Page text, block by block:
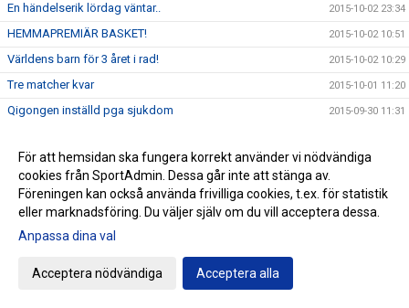
En händelserik lördag väntar.. 2015-10-02 23:34
HEMMAPREMIÄR BASKET! 2015-10-02 10:51
Världens barn för 3 året i rad! 2015-10-02 10:29
Tre matcher kvar 2015-10-01 11:20
Qigongen inställd pga sjukdom 2015-09-30 11:31
Värpinge IF - 10 år på söndag! 2015-09-18 19:44
Ny match väntar P06 på lördagen 2015-09-17 12:38
Nyttig kväll i Stångby 2015-09-16 12:58
Qigong - inställd onsdag/lördag
För att hemsidan ska fungera korrekt använder vi nödvändiga
cookies från SportAdmin. Dessa går inte att stänga av.
Föreningen kan också använda frivilliga cookies, t.ex. för statistik
eller marknadsföring. Du väljer själv om du vill acceptera dessa.
Anpassa dina val
Acceptera nödvändiga Acceptera alla